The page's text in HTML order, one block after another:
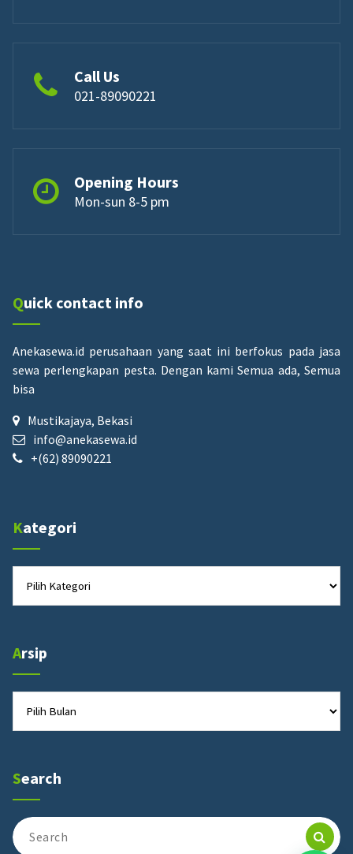
Call Us
021-89090221
Opening Hours
Mon-sun 8-5 pm
Quick contact info
Anekasewa.id perusahaan yang saat ini berfokus pada jasa
sewa perlengkapan pesta. Dengan kami Semua ada, Semua
bisa
Mustikajaya, Bekasi
info@anekasewa.id
+(62) 89090221
Kategori
Arsip
Search
Search
for: